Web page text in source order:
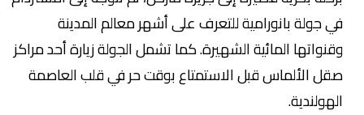
في جولة بانورامية للتعرف على أشهر معالم المدينة
وقنواتها المائية الشهيرة. كما تشمل الجولة زيارة أحد مراكز
صقل الألماس قبل الاستمتاع بوقت حر في قلب العاصمة
الهولندية.